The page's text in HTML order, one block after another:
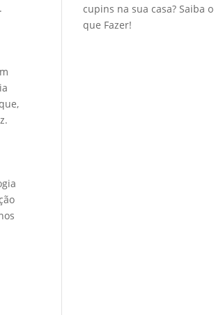
cupins na sua casa? Saiba o
que Fazer!